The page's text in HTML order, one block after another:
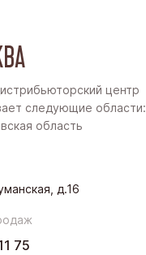
центр
следующие области:
область
д.16
75